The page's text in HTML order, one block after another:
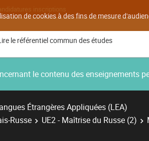
de cookies à des fins de mesure
inscriptions
le référentiel commun des études
le contenu des enseignements
Étrangères Appliquées (LEA)
Russe
UE2 - Maîtrise du Russe (2)